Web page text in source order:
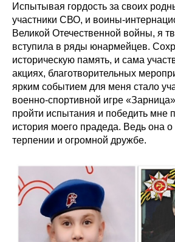
Испытывая гордость за своих
участники СВО, и воины-
Великой Отечественной войны, я
вступила в ряды юнармейцев.
историческую память, и сама
акциях, благотворительных
ярким событием для меня стало
военно-спортивной игре
пройти испытания и победить мне
история моего прадеда. Ведь она о
терпении и огромной дружбе.